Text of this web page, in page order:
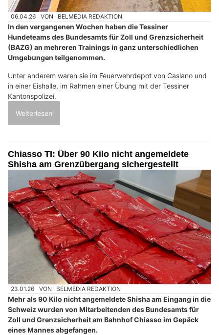
06.04.26 VON BELMEDIA REDAKTION
In den vergangenen Wochen haben die Tessiner
Hundeteams des Bundesamts für Zoll und Grenzsicherheit
(BAZG) an mehreren Trainings in ganz unterschiedlichen
Umgebungen teilgenommen.
Unter anderem waren sie im Feuerwehrdepot von Caslano und
in einer Eishalle, im Rahmen einer Übung mit der Tessiner
Kantonspolizei.
Weiterlesen
Chiasso TI: Über 90 Kilo nicht angemeldete
Shisha am Grenzübergang sichergestellt
23.01.26 VON BELMEDIA REDAKTION
Mehr als 90 Kilo nicht angemeldete Shisha am Eingang in die
Schweiz wurden von Mitarbeitenden des Bundesamts für
Zoll und Grenzsicherheit am Bahnhof Chiasso im Gepäck
eines Mannes abgefangen.